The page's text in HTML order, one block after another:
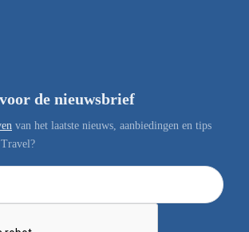
de nieuwsbrief
van het laatste nieuws, aanbiedingen en tips